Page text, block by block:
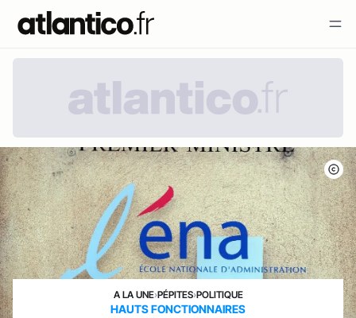
A LA UNE›PÉPITES›POLITIQUE
HAUTS FONCTIONNAIRES